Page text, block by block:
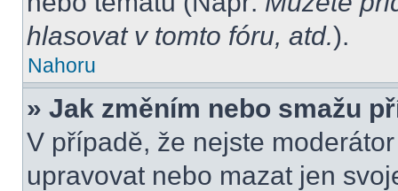
hlasovat v tomto fóru, atd.).
Nahoru
» Jak změním nebo smažu
V případě, že nejste
upravovat nebo mazat jen